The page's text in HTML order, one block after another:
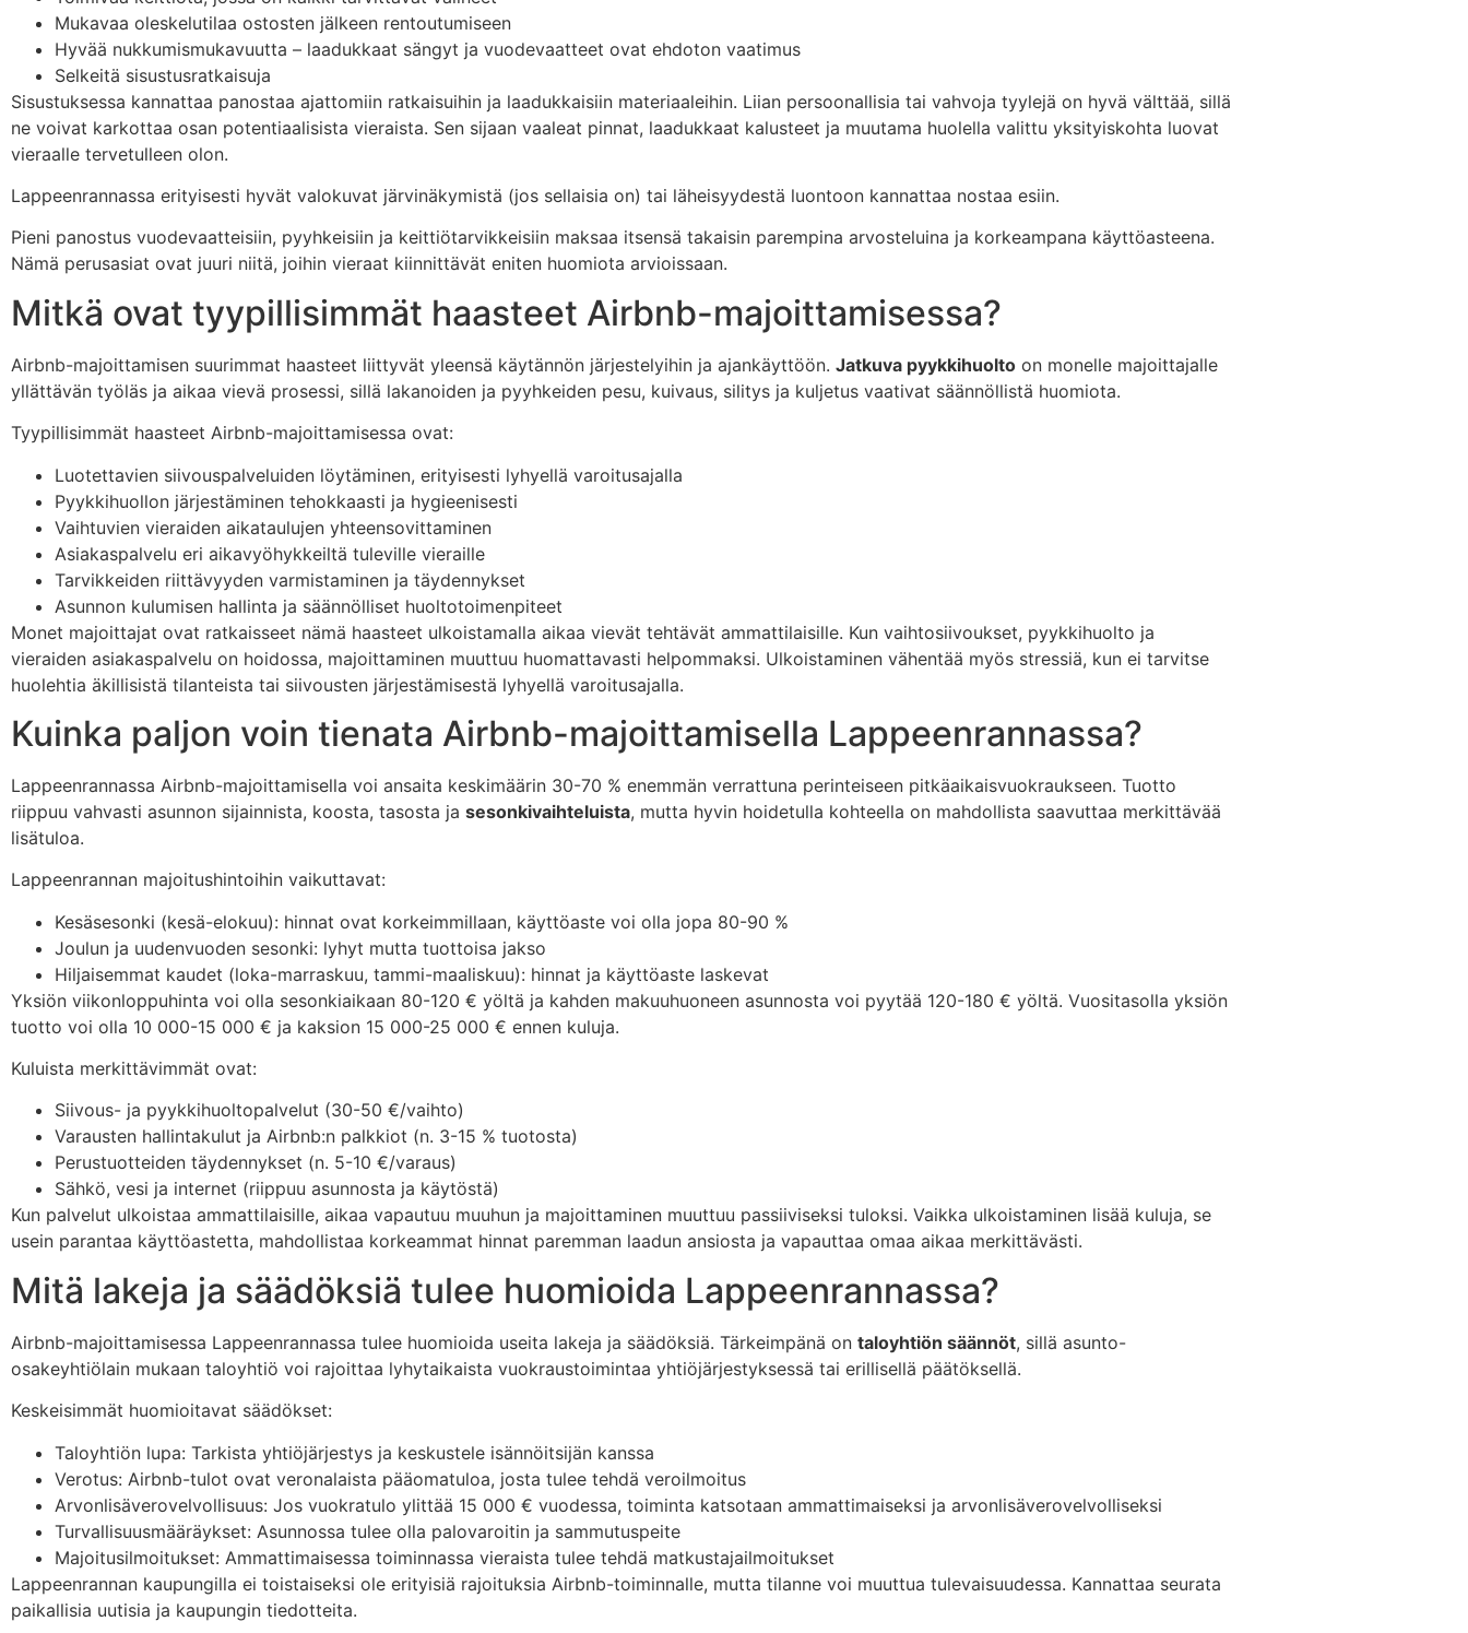
Mukavaa oleskelutilaa ostosten jälkeen rentoutumiseen
Hyvää nukkumismukavuutta – laadukkaat sängyt ja vuodevaatteet ovat ehdoton vaatimus
Selkeitä sisustusratkaisuja
Sisustuksessa kannattaa panostaa ajattomiin ratkaisuihin ja laadukkaisiin materiaaleihin. Liian persoonallisia tai vahvoja tyylejä on hyvä välttää, sillä
ne voivat karkottaa osan potentiaalisista vieraista. Sen sijaan vaaleat pinnat, laadukkaat kalusteet ja muutama huolella valittu yksityiskohta luovat
vieraalle tervetulleen olon.
Lappeenrannassa erityisesti hyvät valokuvat järvinäkymistä (jos sellaisia on) tai läheisyydestä luontoon kannattaa nostaa esiin.
Pieni panostus vuodevaatteisiin, pyyhkeisiin ja keittiötarvikkeisiin maksaa itsensä takaisin parempina arvosteluina ja korkeampana käyttöasteena.
Nämä perusasiat ovat juuri niitä, joihin vieraat kiinnittävät eniten huomiota arvioissaan.
Mitkä ovat tyypillisimmät haasteet Airbnb-majoittamisessa?
Airbnb-majoittamisen suurimmat haasteet liittyvät yleensä käytännön järjestelyihin ja ajankäyttöön. Jatkuva pyykkihuolto on monelle majoittajalle
yllättävän työläs ja aikaa vievä prosessi, sillä lakanoiden ja pyyhkeiden pesu, kuivaus, silitys ja kuljetus vaativat säännöllistä huomiota.
Tyypillisimmät haasteet Airbnb-majoittamisessa ovat:
Luotettavien siivouspalveluiden löytäminen, erityisesti lyhyellä varoitusajalla
Pyykkihuollon järjestäminen tehokkaasti ja hygieenisesti
Vaihtuvien vieraiden aikataulujen yhteensovittaminen
Asiakaspalvelu eri aikavyöhykkeiltä tuleville vieraille
Tarvikkeiden riittävyyden varmistaminen ja täydennykset
Asunnon kulumisen hallinta ja säännölliset huoltotoimenpiteet
Monet majoittajat ovat ratkaisseet nämä haasteet ulkoistamalla aikaa vievät tehtävät ammattilaisille. Kun vaihtosiivoukset, pyykkihuolto ja
vieraiden asiakaspalvelu on hoidossa, majoittaminen muuttuu huomattavasti helpommaksi. Ulkoistaminen vähentää myös stressiä, kun ei tarvitse
huolehtia äkillisistä tilanteista tai siivousten järjestämisestä lyhyellä varoitusajalla.
Kuinka paljon voin tienata Airbnb-majoittamisella Lappeenrannassa?
Lappeenrannassa Airbnb-majoittamisella voi ansaita keskimäärin 30-70 % enemmän verrattuna perinteiseen pitkäaikaisvuokraukseen. Tuotto
riippuu vahvasti asunnon sijainnista, koosta, tasosta ja sesonkivaihteluista, mutta hyvin hoidetulla kohteella on mahdollista saavuttaa merkittävää
lisätuloa.
Lappeenrannan majoitushintoihin vaikuttavat:
Kesäsesonki (kesä-elokuu): hinnat ovat korkeimmillaan, käyttöaste voi olla jopa 80-90 %
Joulun ja uudenvuoden sesonki: lyhyt mutta tuottoisa jakso
Hiljaisemmat kaudet (loka-marraskuu, tammi-maaliskuu): hinnat ja käyttöaste laskevat
Yksiön viikonloppuhinta voi olla sesonkiaikaan 80-120 € yöltä ja kahden makuuhuoneen asunnosta voi pyytää 120-180 € yöltä. Vuositasolla yksiön
tuotto voi olla 10 000-15 000 € ja kaksion 15 000-25 000 € ennen kuluja.
Kuluista merkittävimmät ovat:
Siivous- ja pyykkihuoltopalvelut (30-50 €/vaihto)
Varausten hallintakulut ja Airbnb:n palkkiot (n. 3-15 % tuotosta)
Perustuotteiden täydennykset (n. 5-10 €/varaus)
Sähkö, vesi ja internet (riippuu asunnosta ja käytöstä)
Kun palvelut ulkoistaa ammattilaisille, aikaa vapautuu muuhun ja majoittaminen muuttuu passiiviseksi tuloksi. Vaikka ulkoistaminen lisää kuluja, se
usein parantaa käyttöastetta, mahdollistaa korkeammat hinnat paremman laadun ansiosta ja vapauttaa omaa aikaa merkittävästi.
Mitä lakeja ja säädöksiä tulee huomioida Lappeenrannassa?
Airbnb-majoittamisessa Lappeenrannassa tulee huomioida useita lakeja ja säädöksiä. Tärkeimpänä on taloyhtiön säännöt, sillä asunto-
osakeyhtiölain mukaan taloyhtiö voi rajoittaa lyhytaikaista vuokraustoimintaa yhtiöjärjestyksessä tai erillisellä päätöksellä.
Keskeisimmät huomioitavat säädökset:
Taloyhtiön lupa: Tarkista yhtiöjärjestys ja keskustele isännöitsijän kanssa
Verotus: Airbnb-tulot ovat veronalaista pääomatuloa, josta tulee tehdä veroilmoitus
Arvonlisäverovelvollisuus: Jos vuokratulo ylittää 15 000 € vuodessa, toiminta katsotaan ammattimaiseksi ja arvonlisäverovelvolliseksi
Turvallisuusmääräykset: Asunnossa tulee olla palovaroitin ja sammutuspeite
Majoitusilmoitukset: Ammattimaisessa toiminnassa vieraista tulee tehdä matkustajailmoitukset
Lappeenrannan kaupungilla ei toistaiseksi ole erityisiä rajoituksia Airbnb-toiminnalle, mutta tilanne voi muuttua tulevaisuudessa. Kannattaa seurata
paikallisia uutisia ja kaupungin tiedotteita.